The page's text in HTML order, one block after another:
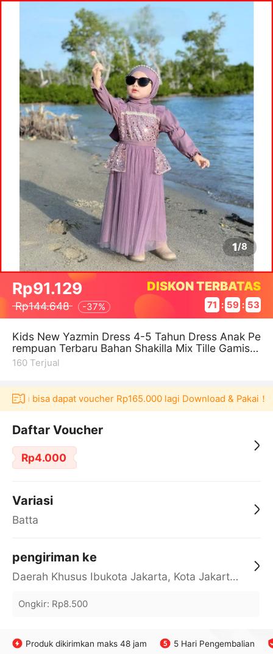
1/8
Rp91.129
Rp144.648 -37%
DISKON TERBATAS
71 : 59 : 52
Kids New Yazmin Dress 4-5 Tahun Dress Anak Pe
rempuan Terbaru Bahan Shakilla Mix Tille Gamis
Muslim Anak Perempuan Murah
160 Terjual
bisa dapat voucher Rp165.000 lagi Download & Pakai！
Daftar Voucher
Rp4.000
Variasi
Batta
pengiriman ke
Daerah Khusus Ibukota Jakarta, Kota Jakarta Barat, Cengkareng, yy
Ongkir: Rp8.500
Produk dikirimkan maks 48 jam 5 Hari Pengembalian